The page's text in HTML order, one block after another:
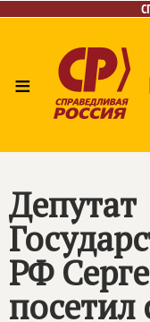
≡
Депутат
РФ
посетил